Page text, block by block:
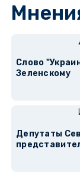
Слово
Зеленскому
Депутаты